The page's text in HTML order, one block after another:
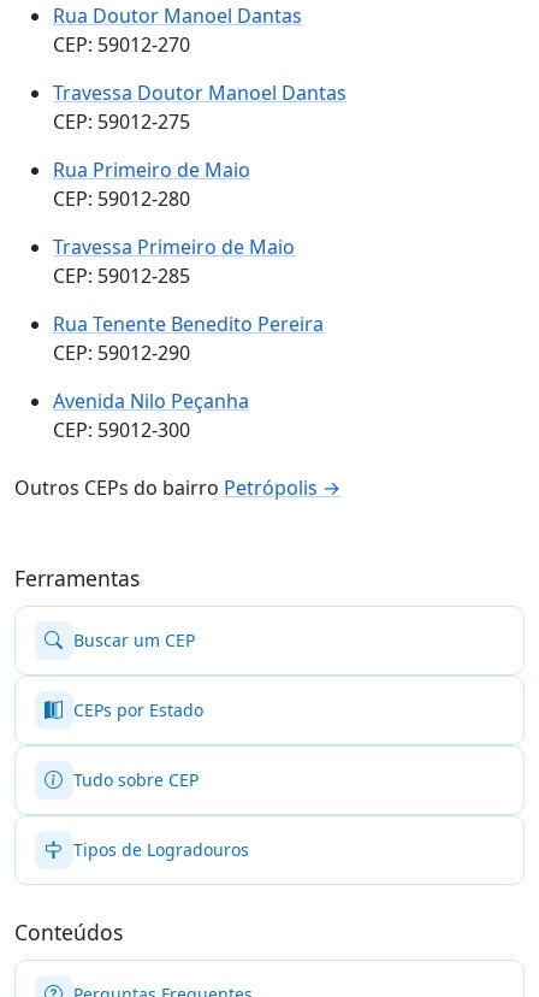
Rua Doutor Manoel Dantas
CEP: 59012-270
Travessa Doutor Manoel Dantas
CEP: 59012-275
Rua Primeiro de Maio
CEP: 59012-280
Travessa Primeiro de Maio
CEP: 59012-285
Rua Tenente Benedito Pereira
CEP: 59012-290
Avenida Nilo Peçanha
CEP: 59012-300
Outros CEPs do bairro Petrópolis →
Ferramentas
Buscar um CEP
CEPs por Estado
Tudo sobre CEP
Tipos de Logradouros
Conteúdos